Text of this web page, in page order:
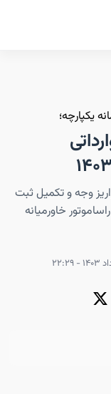
یکپارچه؛
۱۸ مرداد فرصت واریز وجه و تکمیل ثبت
خاورمیانه